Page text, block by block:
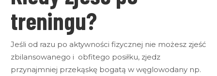
treningu?
Jeśli od razu po aktywności fizycznej nie możesz zjeść
zbilansowanego i obfitego posiłku, zjedz
przynajmniej przekąskę bogatą w węglowodany np.